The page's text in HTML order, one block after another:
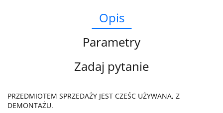
Opis
Parametry
Zadaj pytanie
PRZEDMIOTEM SPRZEDAŻY JEST CZEŚC UŻYWANA, Z
DEMONTAŻU.